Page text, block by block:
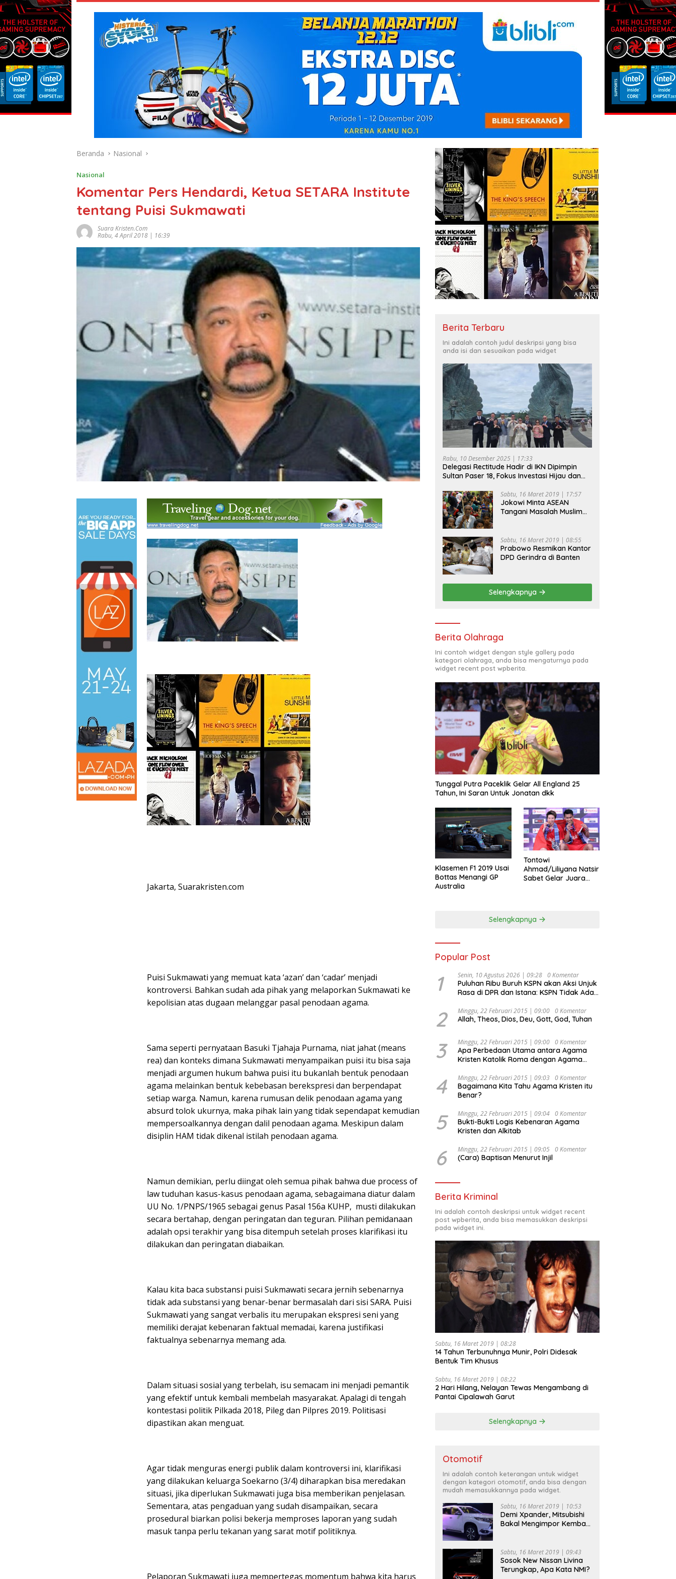
Beranda Nasional
Nasional
Komentar Pers Hendardi, Ketua SETARA Institute
tentang Puisi Sukmawati
Suara Kristen.com
Rabu, 4 April 2018 | 16:39
Jakarta, Suarakristen.com
Puisi Sukmawati yang memuat kata ‘azan’ dan ‘cadar’ menjadi
kontroversi. Bahkan sudah ada pihak yang melaporkan Sukmawati ke
kepolisian atas dugaan melanggar pasal penodaan agama.
Sama seperti pernyataan Basuki Tjahaja Purnama, niat jahat (means
rea) dan konteks dimana Sukmawati menyampaikan puisi itu bisa saja
menjadi argumen hukum bahwa puisi itu bukanlah bentuk penodaan
agama melainkan bentuk kebebasan berekspresi dan berpendapat
setiap warga. Namun, karena rumusan delik penodaan agama yang
absurd tolok ukurnya, maka pihak lain yang tidak sependapat kemudian
mempersoalkannya dengan dalil penodaan agama. Meskipun dalam
disiplin HAM tidak dikenal istilah penodaan agama.
Namun demikian, perlu diingat oleh semua pihak bahwa due process of
law tuduhan kasus-kasus penodaan agama, sebagaimana diatur dalam
UU No. 1/PNPS/1965 sebagai genus Pasal 156a KUHP, musti dilakukan
secara bertahap, dengan peringatan dan teguran. Pilihan pemidanaan
adalah opsi terakhir yang bisa ditempuh setelah proses klarifikasi itu
dilakukan dan peringatan diabaikan.
Kalau kita baca substansi puisi Sukmawati secara jernih sebenarnya
tidak ada substansi yang benar-benar bermasalah dari sisi SARA. Puisi
Sukmawati yang sangat verbalis itu merupakan ekspresi seni yang
memiliki derajat kebenaran faktual memadai, karena justifikasi
faktualnya sebenarnya memang ada.
Dalam situasi sosial yang terbelah, isu semacam ini menjadi pemantik
yang efektif untuk kembali membelah masyarakat. Apalagi di tengah
kontestasi politik Pilkada 2018, Pileg dan Pilpres 2019. Politisasi
dipastikan akan menguat.
Agar tidak menguras energi publik dalam kontroversi ini, klarifikasi
yang dilakukan keluarga Soekarno (3/4) diharapkan bisa meredakan
situasi, jika diperlukan Sukmawati juga bisa memberikan penjelasan.
Sementara, atas pengaduan yang sudah disampaikan, secara
prosedural biarkan polisi bekerja memproses laporan yang sudah
masuk tanpa perlu tekanan yang sarat motif politiknya.
Pelaporan Sukmawati juga mempertegas momentum bahwa kita harus
Berita Terbaru
Ini adalah contoh judul deskripsi yang bisa
anda isi dan sesuaikan pada widget
Rabu, 10 Desember 2025 | 17:33
Delegasi Rectitude Hadir di IKN Dipimpin
Sultan Paser 18, Fokus Investasi Hijau dan
Sabtu, 16 Maret 2019 | 17:57
Jokowi Minta ASEAN
Tangani Masalah Muslim
Sabtu, 16 Maret 2019 | 08:55
Prabowo Resmikan Kantor
DPD Gerindra di Banten
Selengkapnya
Berita Olahraga
Ini contoh widget dengan style gallery pada
kategori olahraga, anda bisa mengaturnya pada
widget recent post wpberita.
Tunggal Putra Paceklik Gelar All England 25
Tahun, Ini Saran Untuk Jonatan dkk
Klasemen F1 2019 Usai
Bottas Menangi GP
Australia
Tontowi
Ahmad/Liliyana Natsir
Sabet Gelar Juara
Selengkapnya
Popular Post
1 Senin, 10 Agustus 2026 | 09:28 0 Komentar
Puluhan Ribu Buruh KSPN akan Aksi Unjuk
Rasa di DPR dan Istana: KSPN Tidak Ada
Dikooptasi oleh Siapapun
2 Minggu, 22 Februari 2015 | 09:00 0 Komentar
Allah, Theos, Dios, Deu, Gott, God, Tuhan
3 Minggu, 22 Februari 2015 | 09:00 0 Komentar
Apa Perbedaan Utama antara Agama
Kristen Katolik Roma dengan Agama
4 Minggu, 22 Februari 2015 | 09:03 0 Komentar
Bagaimana Kita Tahu Agama Kristen itu
Benar?
5 Minggu, 22 Februari 2015 | 09:04 0 Komentar
Bukti-Bukti Logis Kebenaran Agama
Kristen dan Alkitab
6 Minggu, 22 Februari 2015 | 09:05 0 Komentar
(Cara) Baptisan Menurut Injil
Berita Kriminal
Ini adalah contoh deskripsi untuk widget recent
post wpberita, anda bisa memasukkan deskripsi
pada widget ini.
Sabtu, 16 Maret 2019 | 08:28
14 Tahun Terbunuhnya Munir, Polri Didesak
Bentuk Tim Khusus
Sabtu, 16 Maret 2019 | 08:22
2 Hari Hilang, Nelayan Tewas Mengambang di
Pantai Cipalawah Garut
Selengkapnya
Otomotif
Ini adalah contoh keterangan untuk widget
dengan kategori otomotif, anda bisa dengan
mudah memasukkannya pada widget.
Sabtu, 16 Maret 2019 | 10:53
Demi Xpander, Mitsubishi
Bakal Mengimpor Kembali
Sabtu, 16 Maret 2019 | 09:43
Sosok New Nissan Livina
Terungkap, Apa Kata NMI?